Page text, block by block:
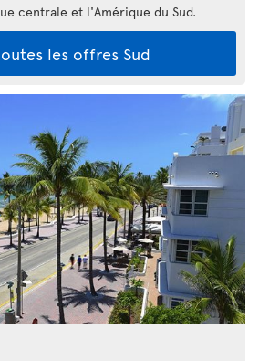
centrale et l'Amérique du Sud.
les offres Sud